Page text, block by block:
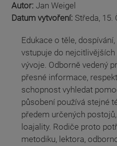
Autor: Jan Weigel
Datum vytvoření: Středa, 15.
Edukace o těle,
vstupuje do
vývoje. Odborně vedený
přesné informace,
schopnost vyhledat
působení používá stejné
předem určených
loajality. Rodiče proto
metodiku, lektora,